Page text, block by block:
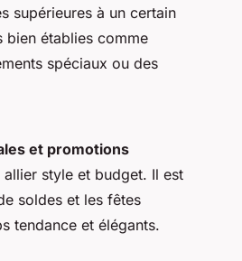
supérieures à un certain
bien établies comme
spéciaux ou des
et promotions
style et budget. Il est
soldes et les fêtes
tendance et élégants.